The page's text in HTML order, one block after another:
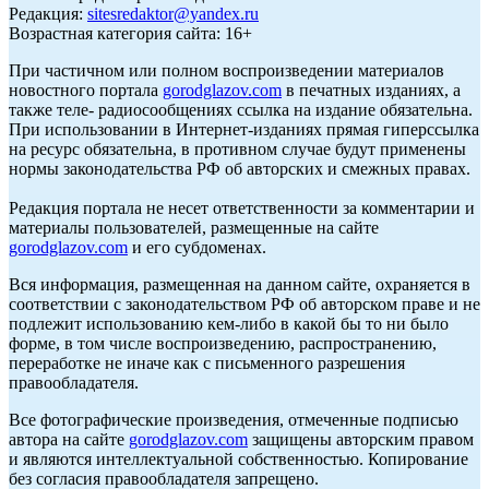
Редакция: sitesredaktor@yandex.ru
Возрастная категория сайта: 16+
При частичном или полном воспроизведении материалов
новостного портала gorodglazov.com в печатных изданиях, а
также теле- радиосообщениях ссылка на издание обязательна.
При использовании в Интернет-изданиях прямая гиперссылка
на ресурс обязательна, в противном случае будут применены
нормы законодательства РФ об авторских и смежных правах.
Редакция портала не несет ответственности за комментарии и
материалы пользователей, размещенные на сайте
gorodglazov.com и его субдоменах.
Вся информация, размещенная на данном сайте, охраняется в
соответствии с законодательством РФ об авторском праве и не
подлежит использованию кем-либо в какой бы то ни было
форме, в том числе воспроизведению, распространению,
переработке не иначе как с письменного разрешения
правообладателя.
Все фотографические произведения, отмеченные подписью
автора на сайте gorodglazov.com защищены авторским правом
и являются интеллектуальной собственностью. Копирование
без согласия правообладателя запрещено.